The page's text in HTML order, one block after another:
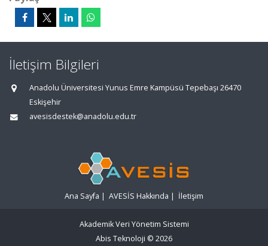
İletişim Bilgileri
Anadolu Üniversitesi Yunus Emre Kampüsü Tepebaşı 26470
Eskişehir
avesisdestek@anadolu.edu.tr
Ana Sayfa | AVESİS Hakkında | İletişim
Akademik Veri Yönetim Sistemi
Abis Teknoloji © 2026